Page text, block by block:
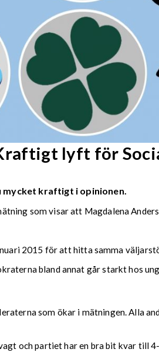
lyft för
mycket kraftigt i opinionen.
som visar att Magdalena
2015 för att hitta samma
bland annat går starkt hos
som ökar i mätningen. Alla
och partiet har en bra bit kvar till